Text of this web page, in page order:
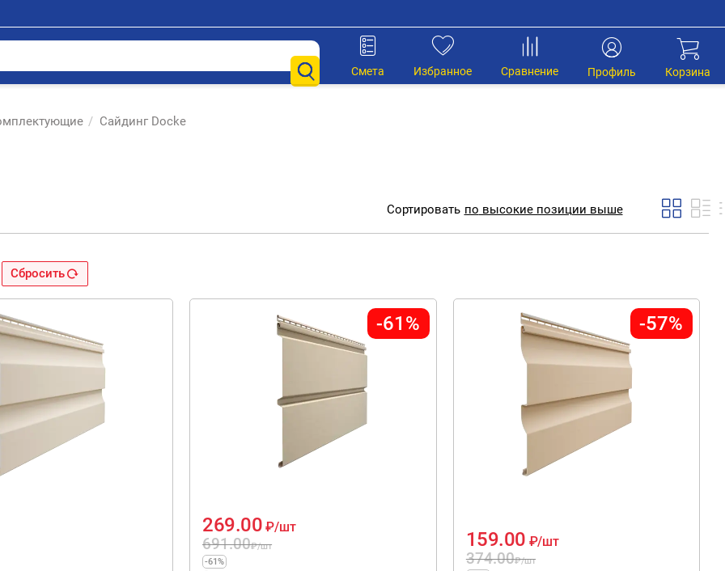
Корзина
Профиль
Сравнение
Избранное
Смета
/ Сайдинг Docke
Сортировать по высокие позиции выше
Сбросить
-61%
691.00₽/шт
269.00 ₽/шт
-61%
-57%
374.00₽/шт
159.00 ₽/шт